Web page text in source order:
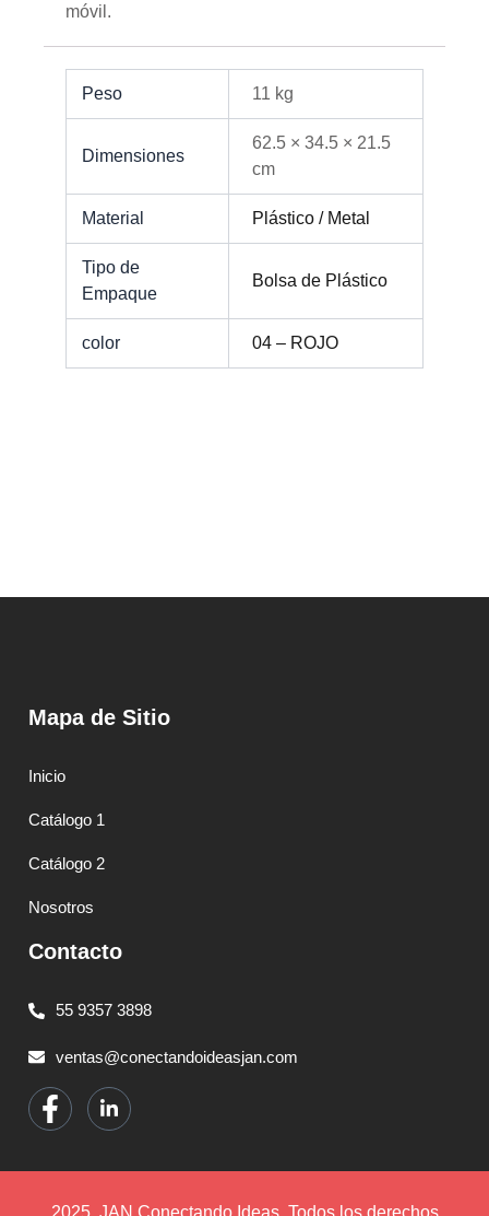
móvil.
Peso 11 kg
Dimensiones
62.5 × 34.5 × 21.5
cm
Material Plástico / Metal
Tipo de
Empaque
Bolsa de Plástico
color 04 – ROJO
Mapa de Sitio
Inicio
Catálogo 1
Catálogo 2
Nosotros
Contacto
55 9357 3898
ventas@conectandoideasjan.com